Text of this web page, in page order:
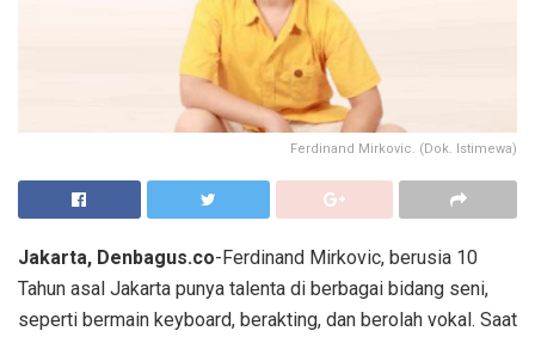
Ferdinand Mirkovic. (Dok. Istimewa)
Jakarta, Denbagus.co-Ferdinand Mirkovic, berusia 10
Tahun asal Jakarta punya talenta di berbagai bidang seni,
seperti bermain keyboard, berakting, dan berolah vokal. Saat